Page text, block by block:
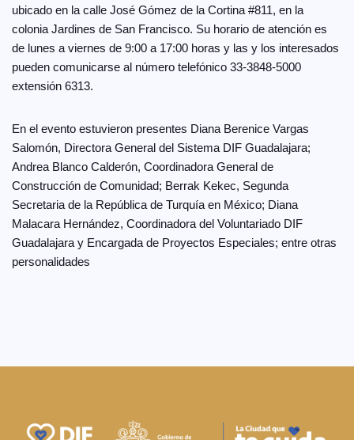
ubicado en la calle José Gómez de la Cortina #811, en la
colonia Jardines de San Francisco. Su horario de atención es
de lunes a viernes de 9:00 a 17:00 horas y las y los interesados
pueden comunicarse al número telefónico 33-3848-5000
extensión 6313.
En el evento estuvieron presentes Diana Berenice Vargas
Salomón, Directora General del Sistema DIF Guadalajara;
Andrea Blanco Calderón, Coordinadora General de
Construcción de Comunidad; Berrak Kekec, Segunda
Secretaria de la República de Turquía en México; Diana
Malacara Hernández, Coordinadora del Voluntariado DIF
Guadalajara y Encargada de Proyectos Especiales; entre otras
personalidades